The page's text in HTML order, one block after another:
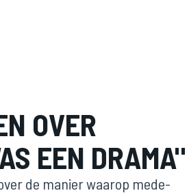
OVER
EEN DRAMA"
de manier waarop mede-